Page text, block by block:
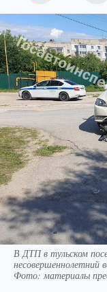
В ДТП в тульском
несовершеннолетний
Фото: материалы